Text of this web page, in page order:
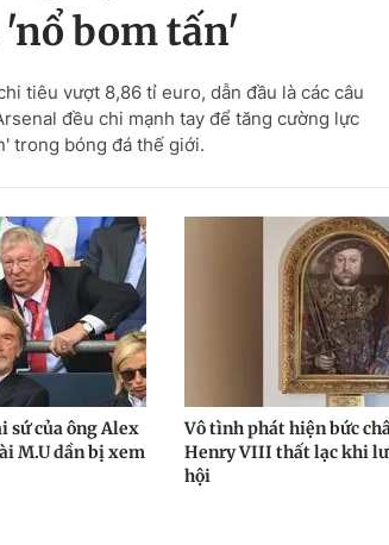
bom tấn'
tiêu vượt 8,86 tỉ euro, dẫn đầu là các câu
đều chi mạnh tay để tăng cường lực
trong bóng đá thế giới.
sứ của ông Alex
M.U dần bị xem
Vô tình phát hiện bức
Henry VIII thất lạc khi
hội